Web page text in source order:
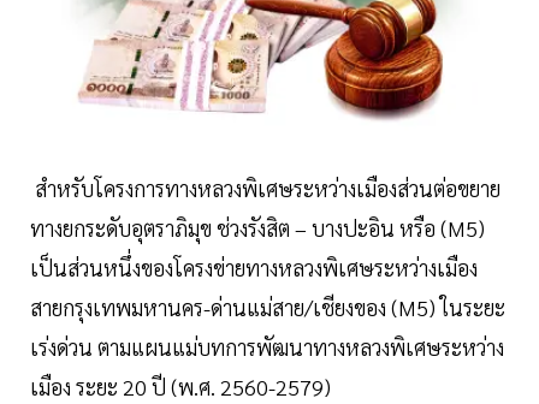
สำหรับโครงการทางหลวงพิเศษระหว่างเมืองส่วนต่อขยาย
ทางยกระดับอุตราภิมุข ช่วงรังสิต – บางปะอิน หรือ (M5)
เป็นส่วนหนึ่งของโครงข่ายทางหลวงพิเศษระหว่างเมือง
สายกรุงเทพมหานคร-ด่านแม่สาย/เชียงของ (M5) ในระยะ
เร่งด่วน ตามแผนแม่บทการพัฒนาทางหลวงพิเศษระหว่าง
เมือง ระยะ 20 ปี (พ.ศ. 2560-2579)